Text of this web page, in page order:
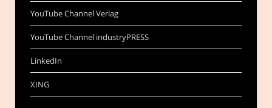
YouTube Channel Verlag
YouTube Channel industryPRESS
LinkedIn
XING